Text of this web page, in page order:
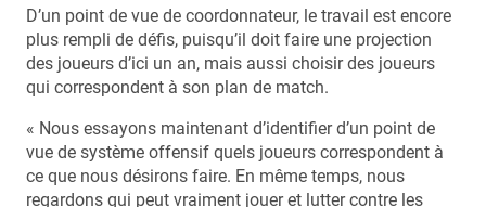
D’un point de vue de coordonnateur, le travail est encore
plus rempli de défis, puisqu’il doit faire une projection
des joueurs d’ici un an, mais aussi choisir des joueurs
qui correspondent à son plan de match.
« Nous essayons maintenant d’identifier d’un point de
vue de système offensif quels joueurs correspondent à
ce que nous désirons faire. En même temps, nous
regardons qui peut vraiment jouer et lutter contre les